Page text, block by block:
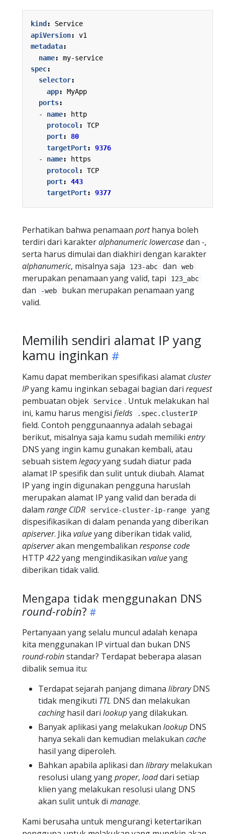
kind :
Service
apiVersion:
v1
metadata:
name:
my-service
spec:
selector:
app:
MyApp
ports:
- name:
http
protocol :
TCP
port:
80
targetPort:
9376
- name:
https
protocol :
TCP
port:
443
targetPort: 9377
Perhatikan bahwa penamaan porthanya boleh
terdiri dari karakteralphanumericlowercasedan -,
serta harus dimulai dan diakhiri dengan karakter
alphanumeric, misalnya saja 123-abc dan web
merupakan penamaan yang valid, tapi 123_abc
dan -web
bukan merupakan penamaan yang
valid.
Memilih sendiri alamat IP yang
kamu inginkan
Kamu dapat memberikan spesifikasi alamatcluster
IPyang kamu inginkan sebagai bagian dari request
pembuatan objek
Service . Untuk melakukan hal
ini, kamu harus mengisi fields .spec.clusterIP
field. Contoh penggunaannya adalah sebagai
berikut, misalnya saja kamu sudah memiliki entry
DNS yang ingin kamu gunakan kembali, atau
sebuah sistem legacyyang sudah diatur pada
alamat IP spesifik dan sulit untuk diubah. Alamat
IP yang ingin digunakan pengguna haruslah
merupakan alamat IP yang valid dan berada di
dalam range CIDR service-cluster-ip-range
yang
dispesifikasikan di dalam penanda yang diberikan
apiserver. Jika valueyang diberikan tidak valid,
apiserverakan mengembalikan responsecode
HTTP 422yang mengindikasikan valueyang
diberikan tidak valid.
Mengapa tidak menggunakan DNS
round-robin?
Pertanyaan yang selalu muncul adalah kenapa
kita menggunakan IP virtual dan bukan DNS
round-robinstandar? Terdapat beberapa alasan
dibalik semua itu:
Terdapat sejarah panjang dimana libraryDNS
tidak mengikuti TTL DNS dan melakukan
cachinghasil dari lookupyang dilakukan.
Banyak aplikasi yang melakukan lookup DNS
hanya sekali dan kemudian melakukan cache
hasil yang diperoleh.
Bahkan apabila aplikasi dan librarymelakukan
resolusi ulang yangproper, loaddari setiap
klien yang melakukan resolusi ulang DNS
akan sulit untuk di manage.
Kami berusaha untuk mengurangi ketertarikan